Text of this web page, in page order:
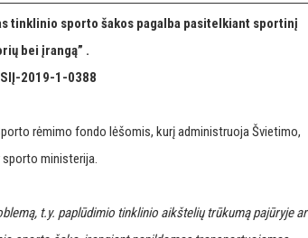
tinklinio sporto šakos pagalba pasitelkiant sportinį
bei įrangą” .
2019-1-0388
rėmimo fondo lėšomis, kurį administruoja Švietimo,
ministerija.
t.y. paplūdimio tinklinio aikštelių trūkumą pajūryje ar